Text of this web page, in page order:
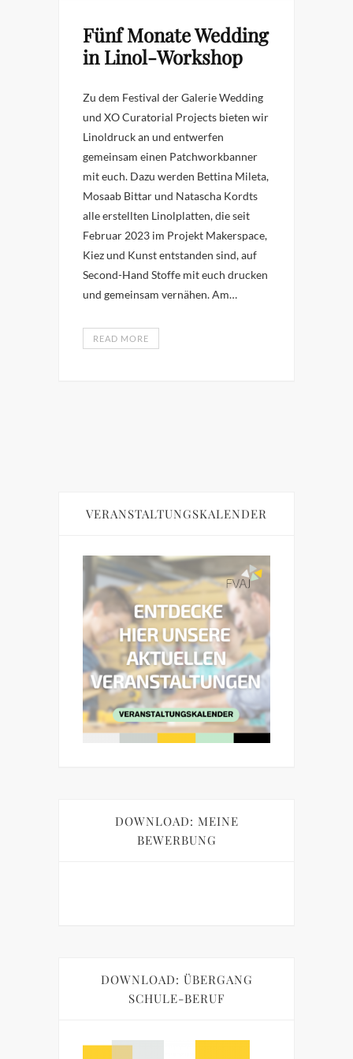
Fünf Monate Wedding
in Linol-Workshop
Zu dem Festival der Galerie Wedding
und XO Curatorial Projects bieten wir
Linoldruck an und entwerfen
gemeinsam einen Patchworkbanner
mit euch. Dazu werden Bettina Mileta,
Mosaab Bittar und Natascha Kordts
alle erstellten Linolplatten, die seit
Februar 2023 im Projekt Makerspace,
Kiez und Kunst entstanden sind, auf
Second-Hand Stoffe mit euch drucken
und gemeinsam vernähen. Am…
READ MORE
VERANSTALTUNGSKALENDER
DOWNLOAD: MEINE
BEWERBUNG
DOWNLOAD: ÜBERGANG
SCHULE-BERUF